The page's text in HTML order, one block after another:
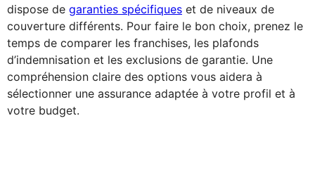
dispose de garanties spécifiques et de niveaux de
couverture différents. Pour faire le bon choix, prenez le
temps de comparer les franchises, les plafonds
d’indemnisation et les exclusions de garantie. Une
compréhension claire des options vous aidera à
sélectionner une assurance adaptée à votre profil et à
votre budget.